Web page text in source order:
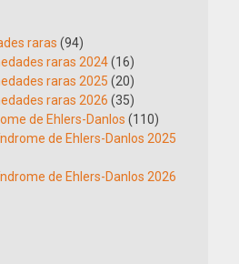
raras (94)
raras 2024(16)
raras 2025 (20)
raras 2026 (35)
de Ehlers-Danlos (110)
de Ehlers-Danlos 2025
de Ehlers-Danlos 2026